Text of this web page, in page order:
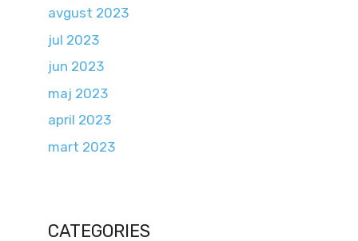
avgust 2023
jul 2023
jun 2023
maj 2023
april 2023
mart 2023
CATEGORIES